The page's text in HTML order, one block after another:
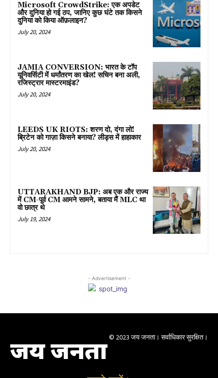
Microsoft CrowdStrike: एक अपडेट
और दुनिया हो गई ठप, जानिए कुछ घंटे तक किसने
दुनिया को किया ऑफ़लाइन?
July 20, 2024
JAMIA CONVERSION: भारत के टॉप
यूनिवर्सिटी में धर्मांतरण का खेल! सचिन बना अली,
रजिस्ट्रार मास्टरमाइंड?
July 20, 2024
LEEDS UK RIOTS: शरण दो, दंगा लो!
ब्रिटेन को गाज़ा किसने बनाया? लीड्स में हाहाकार
July 20, 2024
UTTARAKHAND BJP: अब एक और राज्य
में CM-पूर्व CM आमने सामने, बताया मैं MLC था
वो छात्र थे
July 19, 2024
- Advertisement -
जय जनता © 2023 जय जनता। सर्वाधिकार सुरक्षित।